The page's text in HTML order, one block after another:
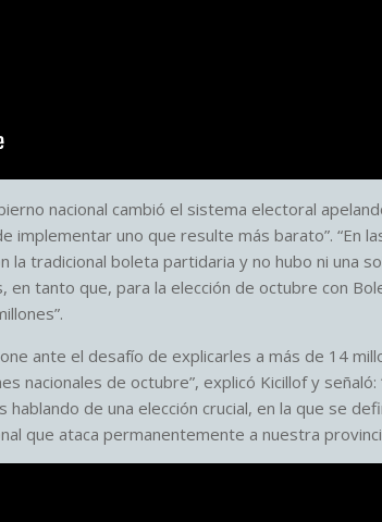
nacional cambió el sistema electoral
implementar uno que resulte más barato”. “En
tradicional boleta partidaria y no hubo ni una
en tanto que, para la elección de octubre con
ante el desafío de explicarles a más de 14
nacionales de octubre”, explicó Kicillof y
de una elección crucial, en la que se
que ataca permanentemente a nuestra